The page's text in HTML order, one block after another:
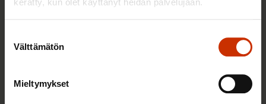
kerätty, kun olet käyttänyt heidän palvelujaan.
valinta
Välttämätön
Mieltymykset